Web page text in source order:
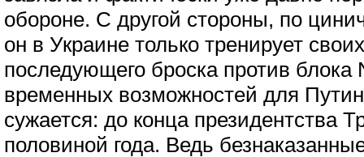
обороне. С другой стороны, по
он в Украине только тренирует
последующего броска против блока
временных возможностей для
сужается: до конца президентства
половиной года. Ведь